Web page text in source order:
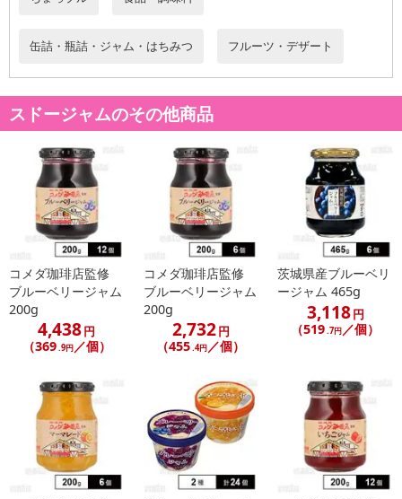
缶詰・瓶詰・ジャム・はちみつ フルーツ・デザート
スドージャムのその他商品
コメダ珈琲店監修
ブルーベリージャム
200g
4,438円
（369 .9円／個）
コメダ珈琲店監修
ブルーベリージャム
200g
2,732円
（455 .4円 ／個）
茨城県産ブルーベリ
ージャム 465g
3,118円
（519 .7円 ／個）